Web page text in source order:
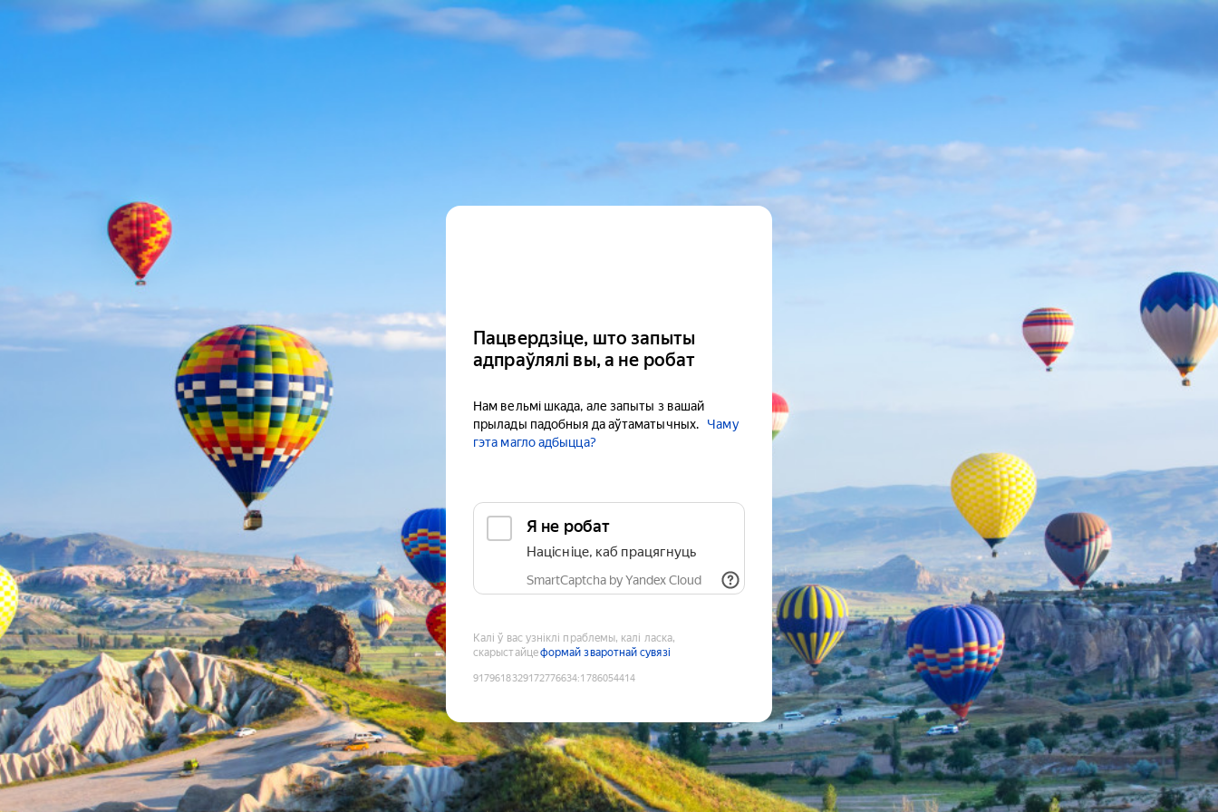
Пацвердзіце, што запыты
адпраўлялі вы, а не робат
Нам вельмі шкада, але запыты з вашай
прылады падобныя да аўтаматычных.
Чаму
гэта магло адбыцца?
Я не робат
Націсніце, каб працягнуць
SmartCaptcha by Yandex Cloud
Калі ў вас узніклі праблемы, калі ласка,
скарыстайцеформай зваротнай сувязі
9179618329172776634:1786054414